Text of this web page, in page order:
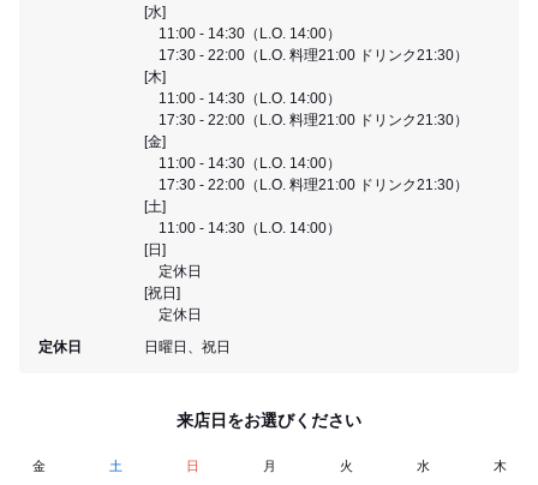
[水]
11:00 - 14:30（L.O. 14:00）
17:30 - 22:00（L.O. 料理21:00 ドリンク21:30）
[木]
11:00 - 14:30（L.O. 14:00）
17:30 - 22:00（L.O. 料理21:00 ドリンク21:30）
[金]
11:00 - 14:30（L.O. 14:00）
17:30 - 22:00（L.O. 料理21:00 ドリンク21:30）
[土]
11:00 - 14:30（L.O. 14:00）
[日]
定休日
[祝日]
定休日
定休日
日曜日、祝日
来店日をお選びください
金 土 日 月 火 水 木